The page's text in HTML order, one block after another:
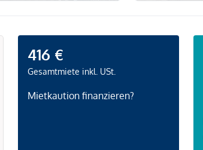
416 €
Gesamtmiete inkl. USt.
Mietkaution finanzieren?